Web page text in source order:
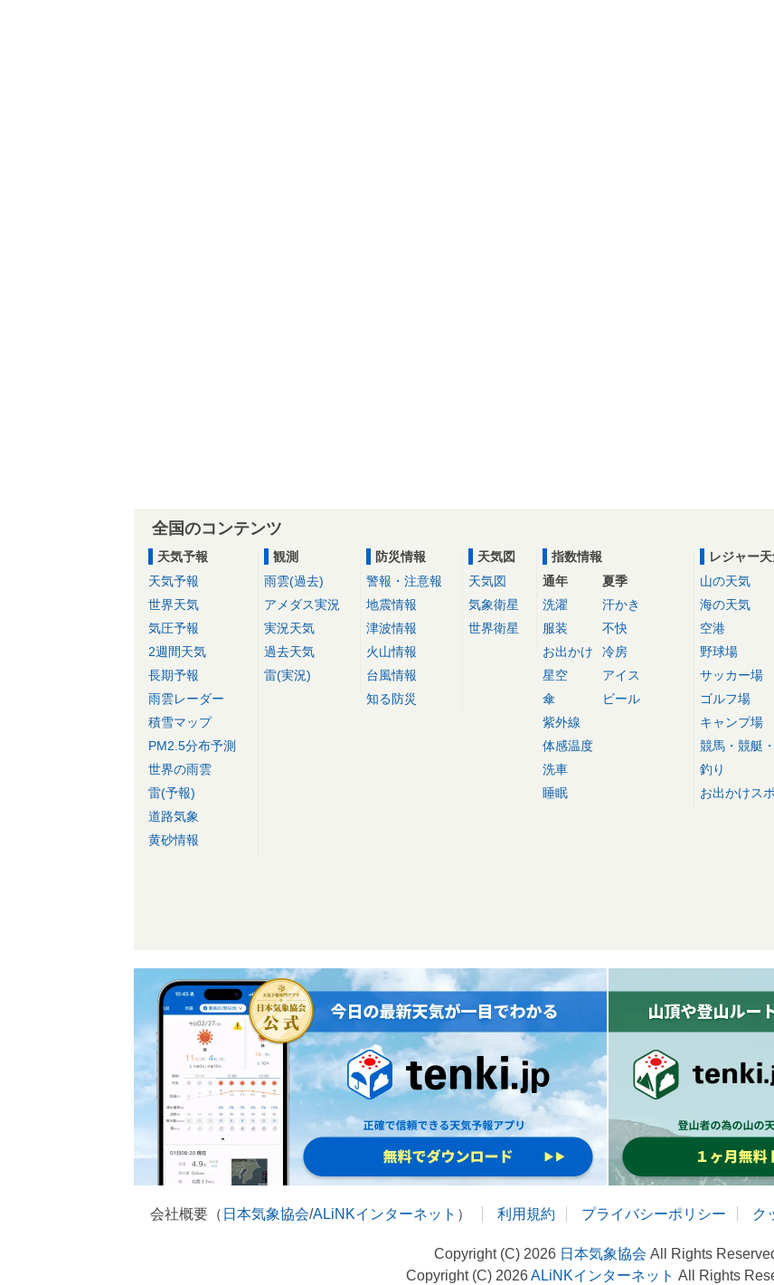
全国のコンテンツ
天気予報
天気予報
世界天気
気圧予報
2週間天気
長期予報
雨雲レーダー
積雪マップ
PM2.5分布予測
世界の雨雲
雷(予報)
道路気象
黄砂情報
観測
雨雲(過去)
アメダス実況
実況天気
過去天気
雷(実況)
防災情報
警報・注意報
地震情報
津波情報
火山情報
台風情報
知る防災
天気図
天気図
気象衛星
世界衛星
指数情報
通年
洗濯
服装
お出かけ
星空
傘
紫外線
体感温度
洗車
睡眠
夏季
汗かき
不快
冷房
アイス
ビール
レジャー
山の天気
海の天気
空港
野球場
サッカー場
ゴルフ場
キャンプ場
競馬・競艇
釣り
お出かけス
会社概要（ 日本気象協会/ALiNKインターネット ） 利用規約 プライバシーポリシー ク
Copyright (C) 2026 日本気象協会 All Rights
Copyright (C) 2026ALiNKインターネット All Rights